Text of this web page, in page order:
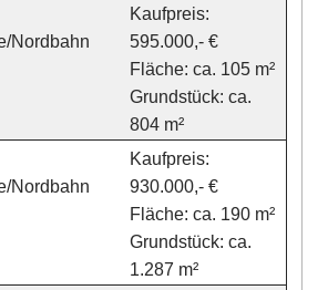
Nordbahn
Kaufpreis:
595.000,- €
Fläche: ca. 105 m²
Grundstück: ca.
804 m²
Nordbahn
Kaufpreis:
930.000,- €
Fläche: ca. 190 m²
Grundstück: ca.
1.287 m²